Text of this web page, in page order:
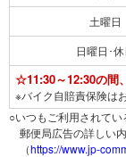
土曜日
日曜日･休
☆11:30～12:30の間
※バイク自賠責保険は
○いつもご利用されて
郵便局広告の詳しい
（https://www.jp-